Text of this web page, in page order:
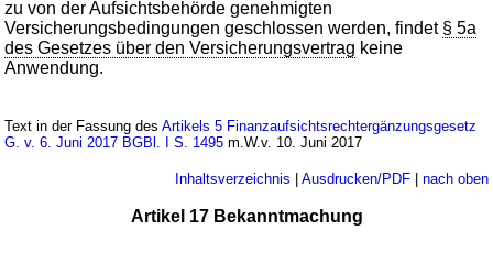
zu von der Aufsichtsbehörde genehmigten
Versicherungsbedingungen geschlossen werden, findet § 5a
des Gesetzes über den Versicherungsvertrag keine
Anwendung.
Text in der Fassung desArtikels 5 Finanzaufsichtsrechtergänzungsgesetz
G. v. 6. Juni 2017 BGBl. I S. 1495 m.W.v. 10. Juni 2017
Inhaltsverzeichnis | Ausdrucken/PDF| nach oben
Artikel 17 Bekanntmachung